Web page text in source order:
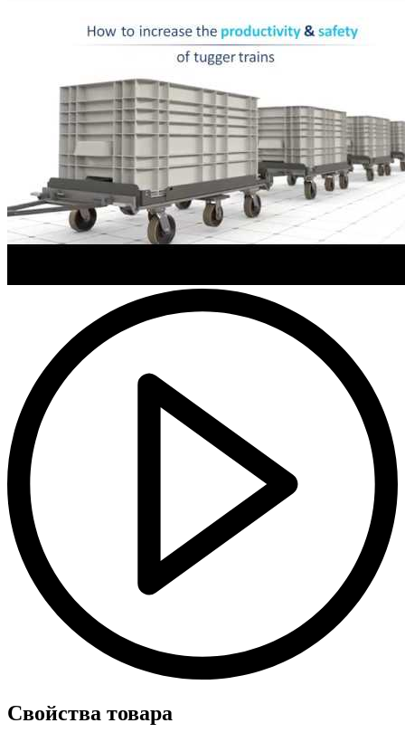
Свойства товара